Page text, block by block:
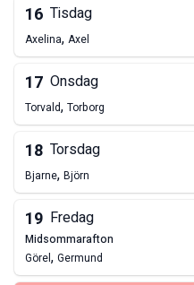
16 Tisdag
Axelina, Axel
17 Onsdag
Torvald, Torborg
18 Torsdag
Bjarne, Björn
19 Fredag
midsommarafton
Görel, Germund